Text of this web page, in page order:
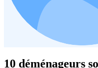
10 déménageurs